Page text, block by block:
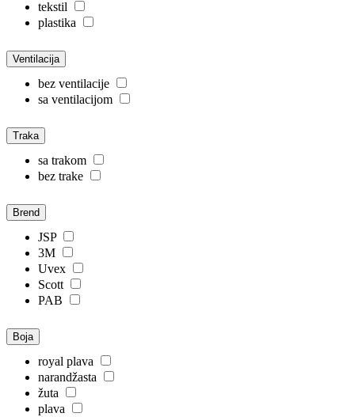
tekstil
plastika
Ventilacija
bez ventilacije
sa ventilacijom
Traka
sa trakom
bez trake
Brend
JSP
3M
Uvex
Scott
PAB
Boja
royal plava
narandžasta
žuta
plava